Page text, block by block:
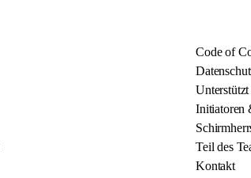
Code of
Unterstützt
Initiatoren
Teil des
Kontakt